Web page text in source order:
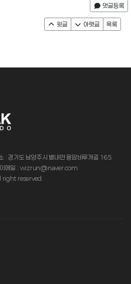
댓글등록
윗글 아랫글 목록
경기도 남양주시 별내면 용암비루개길 165
이메일 : wizrun@naver.com
right reserved.